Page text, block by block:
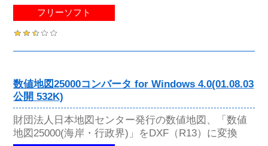
フリーソフト
数値地図25000コンバータ for Windows 4.0(01.08.03
公開 532K)
財団法人日本地図センター発行の数値地図、「数値
地図25000(海岸・行政界)」をDXF（R13）に変換